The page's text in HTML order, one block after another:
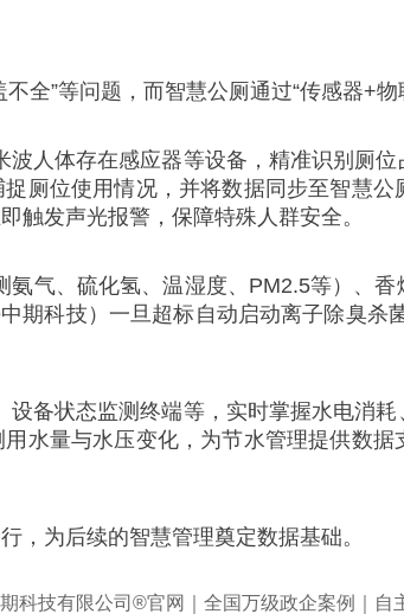
全”等问题，而智慧公厕通过“传感器+
人体存在感应器等设备，精准识别厕
厕位使用情况，并将数据同步至智慧
触发声光报警，保障特殊人群安全。
气、硫化氢、温湿度、PM2.5等）、
期科技）一旦超标自动启动离子除臭
备状态监测终端等，实时掌握水电消
水量与水压变化，为节水管理提供数
，为后续的智慧管理奠定数据基础。